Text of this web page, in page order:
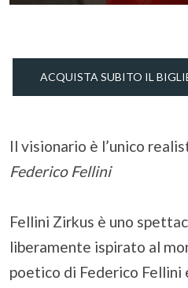
ACQUISTA SUBITO IL
Il visionario è l’unico
Federico Fellini
Fellini Zirkus è uno
liberamente ispirato al
poetico di Federico Fellini